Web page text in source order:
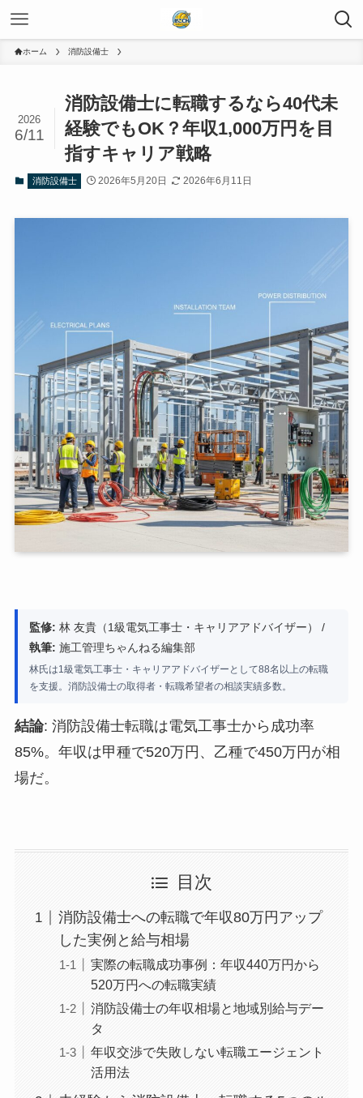
ホーム 消防設備士
消防設備士に転職するなら40代未
経験でもOK？年収1,000万円を目
指すキャリア戦略
2026
6/11
消防設備士 2026年5月20日 2026年6月11日
監修: 林 友貴（1級電気工事士・キャリアアドバイザー） /
執筆: 施工管理ちゃんねる編集部
林氏は1級電気工事士・キャリアアドバイザーとして88名以上の転職
を支援。消防設備士の取得者・転職希望者の相談実績多数。
結論: 消防設備士転職は電気工事士から成功率
85%。年収は甲種で520万円、乙種で450万円が相
場だ。
目次
消防設備士への転職で年収80万円アップ
した実例と給与相場
実際の転職成功事例：年収440万円から
520万円への転職実績
消防設備士の年収相場と地域別給与デー
タ
年収交渉で失敗しない転職エージェント
活用法